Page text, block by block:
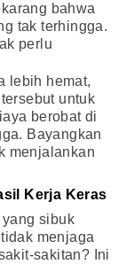
bahwa
tak terhingga.
perlu
lebih hemat,
untuk
berobat di
Bayangkan
menjalankan
Kerja Keras
sibuk
menjaga
sakitan? Ini